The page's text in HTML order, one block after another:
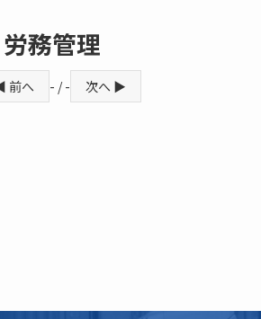
務管理
前へ - / - 次へ ▶